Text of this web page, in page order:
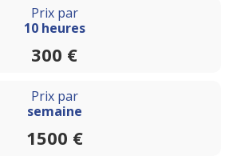
Prix par
10 heures
300 €
Prix par
semaine
1500 €